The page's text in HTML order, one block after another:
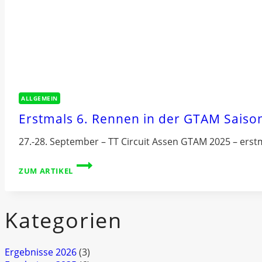
ALLGEMEIN
Erstmals 6. Rennen in der GTAM
27.-28. September – TT Circuit Assen GTAM 2025 –
ZUM ARTIKEL
ERSTMALS
DER
GTAM
Kategorien
Ergebnisse 2026(3)